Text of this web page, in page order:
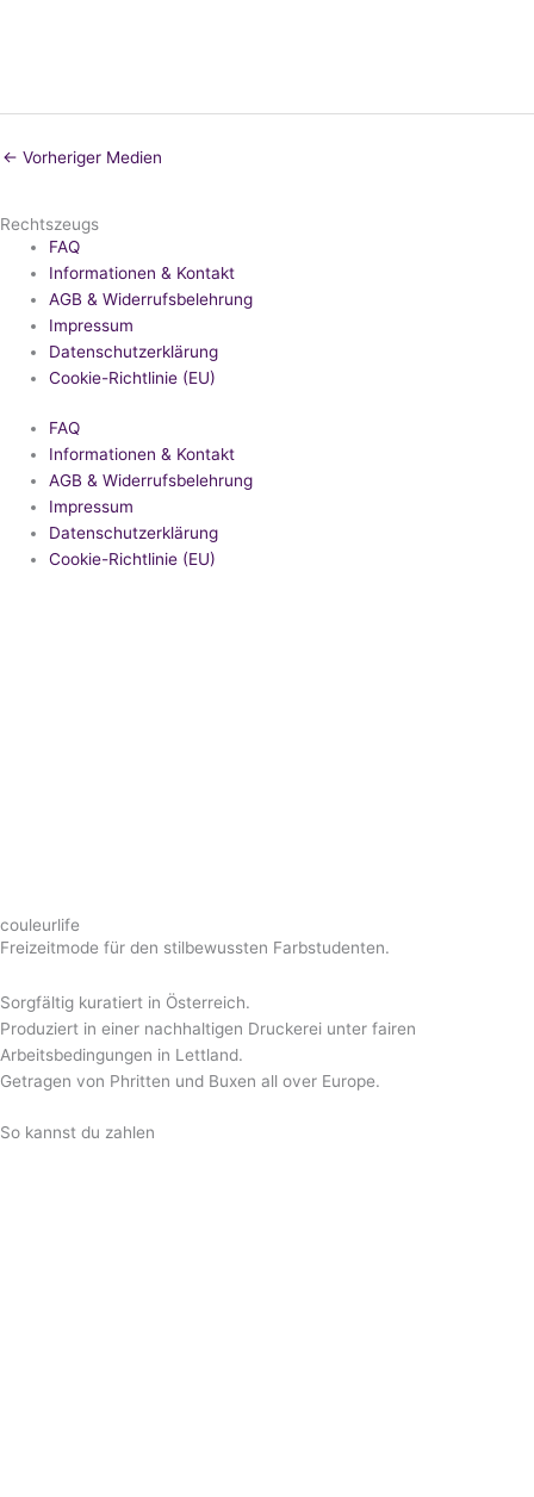
← Vorheriger Medien
Rechtszeugs
FAQ
Informationen & Kontakt
AGB & Widerrufsbelehrung
Impressum
Datenschutzerklärung
Cookie-Richtlinie (EU)
FAQ
Informationen & Kontakt
AGB & Widerrufsbelehrung
Impressum
Datenschutzerklärung
Cookie-Richtlinie (EU)
couleurlife
Freizeitmode für den stilbewussten Farbstudenten.
Sorgfältig kuratiert in Österreich.
Produziert in einer nachhaltigen Druckerei unter fairen
Arbeitsbedingungen in Lettland.
Getragen von Phritten und Buxen all over Europe.
So kannst du zahlen